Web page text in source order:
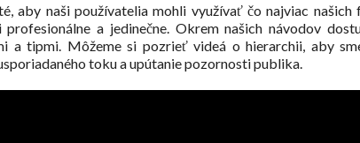
aby naši používatelia mohli využívať čo najviac
a jedinečne. Okrem našich návodov
a tipmi. Môžeme si pozrieť videá o hierarchii, aby
toku a upútanie pozornosti publika.